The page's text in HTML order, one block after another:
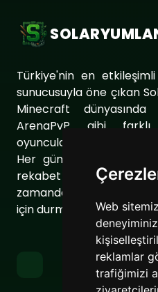
Web
reklamlar
trafiğimizi
Türkiye'nin en
sunucusuyla öne çıkan
Minecraft
ArenaPvP gibi
oyuncularımıza eşsiz
Her gün sunucumuzu
rekabet dolu ve keyifli
zamanda
için durmaksızın